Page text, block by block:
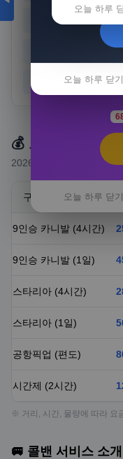
경기
💰 요금 안내
2026년 기준 예상 요금 (
구분
9인승 카니발 (4시간)
9인승 카니발 (1일)
스타리아 (4시간)
스타리아 (1일)
공항픽업 (편도)
시간제 (2시간)
※ 거리, 시간, 물량에 따라 요
🚐 콜밴 서비스 소개
오늘 하루
오늘 하루 닫기
오늘 하루 닫기